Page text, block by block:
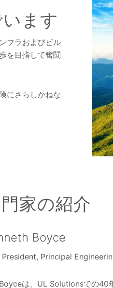
ます
フラおよびビル
を目指して奮闘
にさらしかねな
家の紹介
Boyce
Principal
は、UL Solutionsでの40